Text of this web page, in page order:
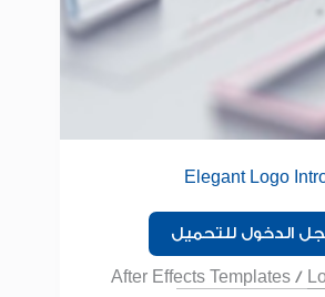
Elegant Logo
الدخول للتحميل
After Effects Templates /